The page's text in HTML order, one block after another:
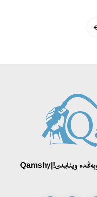
قامشى - ۇل بولساڭ قولىڭدا، قۇل بولساڭ توبەڭدە وينايدى!|Qamshy